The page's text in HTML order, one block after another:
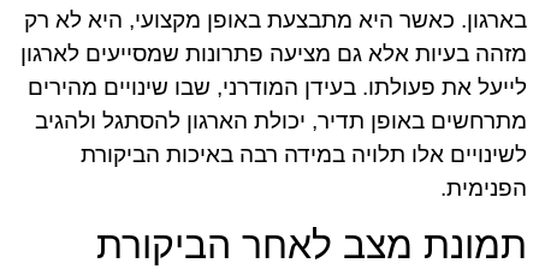
בארגון. כאשר היא מתבצעת באופן מקצועי, היא לא רק
מזהה בעיות אלא גם מציעה פתרונות שמסייעים לארגון
לייעל את פעולתו. בעידן המודרני, שבו שינויים מהירים
מתרחשים באופן תדיר, יכולת הארגון להסתגל ולהגיב
לשינויים אלו תלויה במידה רבה באיכות הביקורת
הפנימית.
תמונת מצב לאחר הביקורת